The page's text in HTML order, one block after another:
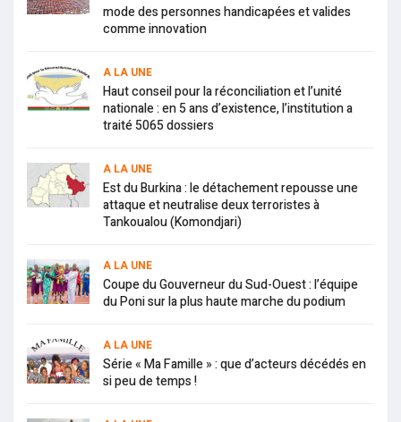
mode des personnes handicapées et valides
comme innovation
A LA UNE
Haut conseil pour la réconciliation et l’unité
nationale : en 5 ans d’existence, l’institution a
traité 5065 dossiers
A LA UNE
Est du Burkina : le détachement repousse une
attaque et neutralise deux terroristes à
Tankoualou (Komondjari)
A LA UNE
Coupe du Gouverneur du Sud-Ouest : l’équipe
du Poni sur la plus haute marche du podium
A LA UNE
Série « Ma Famille » : que d’acteurs décédés en
si peu de temps !